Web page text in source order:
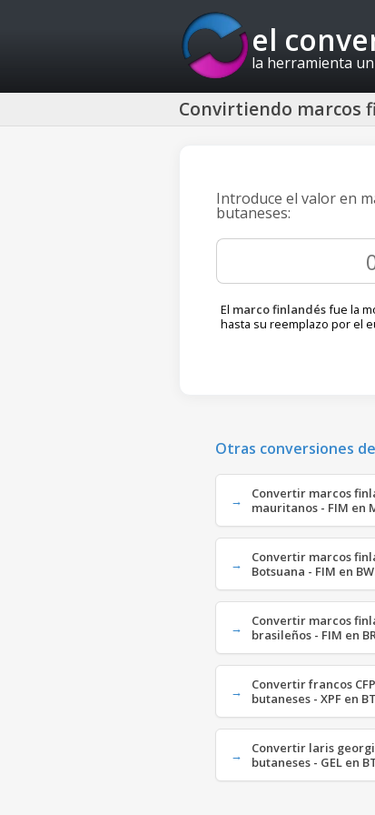
el
la herramienta
Convirtiendo marcos
Introduce el valor en
butaneses:
El marco finlandésfue la
hasta su reemplazo por el
Otras conversiones
Convertir marcos
mauritanos - FIM en
Convertir marcos
Botsuana - FIM en
Convertir marcos
brasileños - FIM en
Convertir francos
butaneses - XPF en
Convertir laris
butaneses - GEL en